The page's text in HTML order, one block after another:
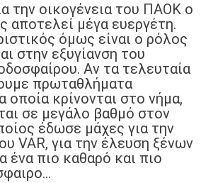
την οικογένεια του ΠΑΟΚ ο
αποτελεί μέγα ευεργέτη.
όμως είναι ο ρόλος
στην εξυγίανση του
Αν τα τελευταία
πρωταθλήματα
οποία κρίνονται στο νήμα,
σε μεγάλο βαθμό στον
έδωσε μάχες για την
VAR, για την έλευση ξένων
ένα πιο καθαρό και πιο